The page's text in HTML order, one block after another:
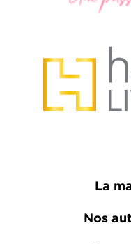
La
Nos